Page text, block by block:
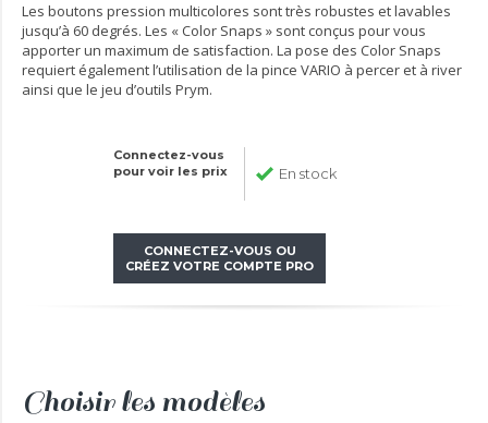
Les boutons pression multicolores sont très robustes et lavables
jusqu’à 60 degrés. Les « Color Snaps » sont conçus pour vous
apporter un maximum de satisfaction. La pose des Color Snaps
requiert également l’utilisation de la pince VARIO à percer et à river
ainsi que le jeu d’outils Prym.
Connectez-vous
pour voir les prix
En stock
CONNECTEZ-VOUS OU
CRÉEZ VOTRE COMPTE PRO
Choisir les modèles